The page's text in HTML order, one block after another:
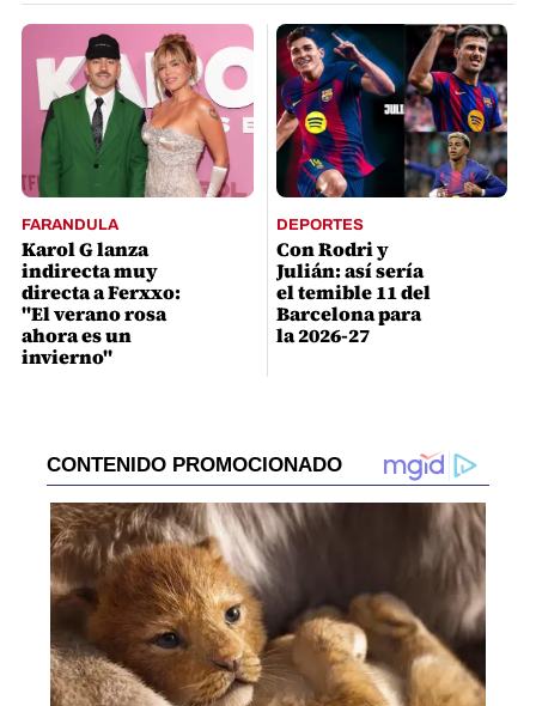
FARANDULA
Karol G lanza
indirecta muy
directa a Ferxxo:
"El verano rosa
ahora es un
invierno"
DEPORTES
Con Rodri y
Julián: así sería
el temible 11 del
Barcelona para
la 2026-27